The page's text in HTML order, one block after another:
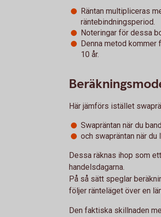
Räntan multipliceras
räntebindningsperiod.
Noteringar för dessa
Denna metod
10 år.
Här jämförs istället
Swapräntan när du
och swapräntan när du
Dessa räknas ihop som
handelsdagarna.
På så sätt speglar
följer ränteläget över en
Den faktiska skillnaden